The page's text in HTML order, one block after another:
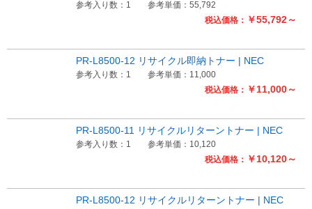
Myページ 見積書 お気に入り
税込価格： ￥55,792～
参考入り数：1 参考単価：55,792
税込価格： ￥11,000～
PR-L8500-12 リサイクル即納トナー | NEC
参考入り数：1 参考単価：11,000
税込価格： ￥10,120～
PR-L8500-11 リサイクルリターントナー | NEC
参考入り数：1 参考単価：10,120
PR-L8500-12 リサイクルリターントナー | NEC